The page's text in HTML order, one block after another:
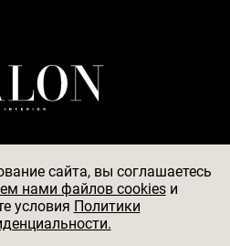
© 2026
ИНН 7705056238,
сайта, вы соглашаетесь
нами файлов cookiesи
условия Политики